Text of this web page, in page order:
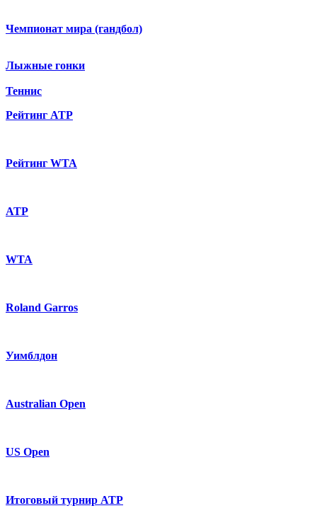
Чемпионат мира (гандбол)
Лыжные гонки
Теннис
Рейтинг ATP
Рейтинг WTA
ATP
WTA
Roland Garros
Уимблдон
Australian Open
US Open
Итоговый турнир ATP